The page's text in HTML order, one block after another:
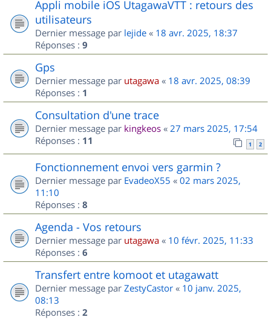
Appli mobile iOS UtagawaVTT : retours des
utilisateurs
Dernier message par lejide « 18 avr. 2025, 18:37
Réponses : 9
Gps
Dernier message par utagawa « 18 avr. 2025, 08:39
Réponses : 1
Consultation d'une trace
Dernier message par kingkeos « 27 mars 2025, 17:54
Réponses : 11 1 2
Fonctionnement envoi vers garmin ?
Dernier message par EvadeoX55 « 02 mars 2025,
11:10
Réponses : 8
Agenda - Vos retours
Dernier message par utagawa « 10 févr. 2025, 11:33
Réponses : 6
Transfert entre komoot et utagawatt
Dernier message par ZestyCastor « 10 janv. 2025,
08:13
Réponses : 2